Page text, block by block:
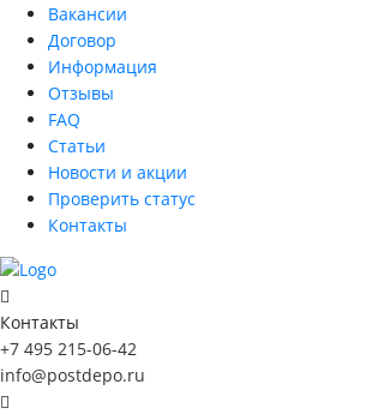
Вакансии
Договор
Информация
Отзывы
FAQ
Статьи
Новости и акции
Проверить статус
Контакты
Контакты
+7 495 215-06-42
info@postdepo.ru